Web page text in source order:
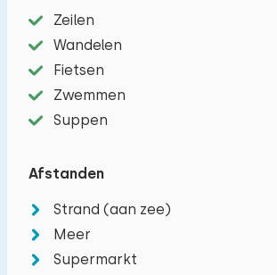
woningen op dit vakantiepark is 10.
extra baby's meenemen (2).
Aantal volwassenen
Aantal kinderen
Zeilen
Wandelen
Fietsen
Zwemmen
Suppen
Afstanden
Strand (aan zee)
Meer
Supermarkt